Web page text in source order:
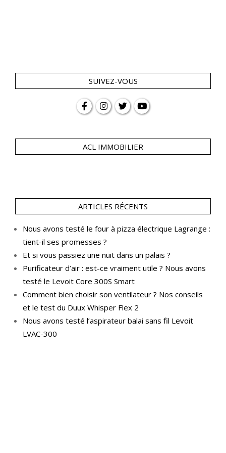
SUIVEZ-VOUS
ACL IMMOBILIER
ARTICLES RÉCENTS
Nous avons testé le four à pizza électrique Lagrange :
tient-il ses promesses ?
Et si vous passiez une nuit dans un palais ?
Purificateur d’air : est-ce vraiment utile ? Nous avons
testé le Levoit Core 300S Smart
Comment bien choisir son ventilateur ? Nos conseils
et le test du Duux Whisper Flex 2
Nous avons testé l’aspirateur balai sans fil Levoit
LVAC-300